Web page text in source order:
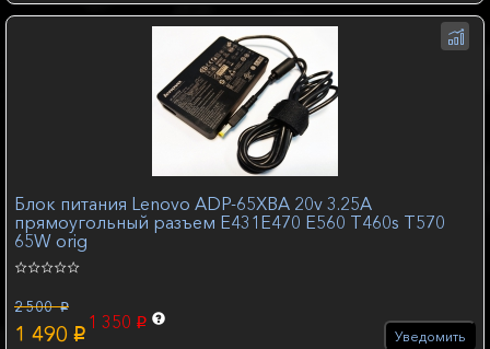
Блок питания Lenovo ADP-65XBA 20v 3.25A
прямоугольный разъем E431E470 E560 T460s T570
65W orig
2 500 p
1 490 p
1 350 p
Уведомить